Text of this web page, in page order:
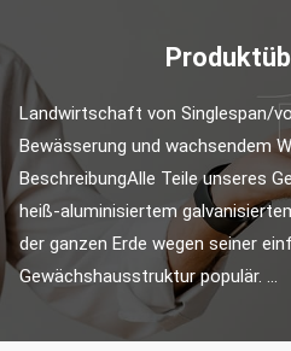
Landwirtschaft von Singlespan/
Bewässerung und wachsendem
BeschreibungAlle Teile unseres
heiß-aluminisiertem
der ganzen Erde wegen seiner
Gewächshausstruktur populär. ...